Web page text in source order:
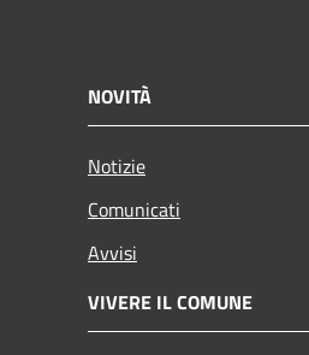
NOVITÀ
Notizie
Comunicati
Avvisi
VIVERE IL COMUNE